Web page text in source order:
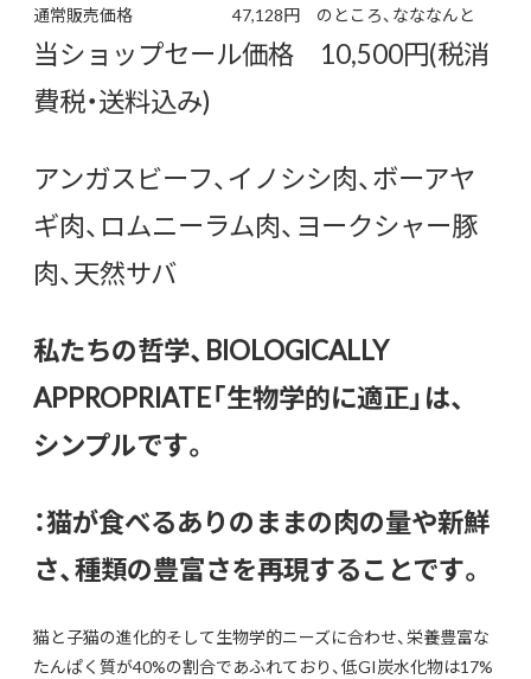
通常販売価格 47,128円 のところ、なななんと
当ショップセール価格 10,500円(税消
費税・送料込み)
アンガスビーフ、イノシシ肉、ボーアヤ
ギ肉、ロムニーラム肉、ヨークシャー豚
肉、天然サバ
私たちの哲学、 BIOLOGICALLY
APPROPRIATE「生物学的に適正」は、
シンプルです。
：猫が食べるありのままの肉の量や新鮮
さ、種類の豊富さを再現することです。
猫と子猫の進化的そして生物学的ニーズに合わせ、栄養豊富な
たんぱく質が40%の割合であふれており、低GI炭水化物は17%